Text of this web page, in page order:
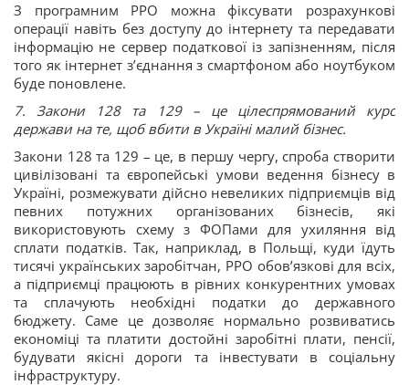
З програмним РРО можна фіксувати розрахункові
операції навіть без доступу до інтернету та передавати
інформацію не сервер податкової із запізненням, після
того як інтернет з’єднання з смартфоном або ноутбуком
буде поновлене.
7. Закони 128 та 129 – це цілеспрямований курс
держави на те, щоб вбити в Україні малий бізнес.
Закони 128 та 129 – це, в першу чергу, спроба створити
цивілізовані та європейські умови ведення бізнесу в
Україні, розмежувати дійсно невеликих підприємців від
певних потужних організованих бізнесів, які
використовують схему з ФОПами для ухиляння від
сплати податків. Так, наприклад, в Польщі, куди їдуть
тисячі українських заробітчан, РРО обов’язкові для всіх,
а підприємці працюють в рівних конкурентних умовах
та сплачують необхідні податки до державного
бюджету. Саме це дозволяє нормально розвиватись
економіці та платити достойні заробітні плати, пенсії,
будувати якісні дороги та інвестувати в соціальну
інфраструктуру.